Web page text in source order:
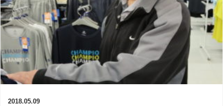
2018.05.09